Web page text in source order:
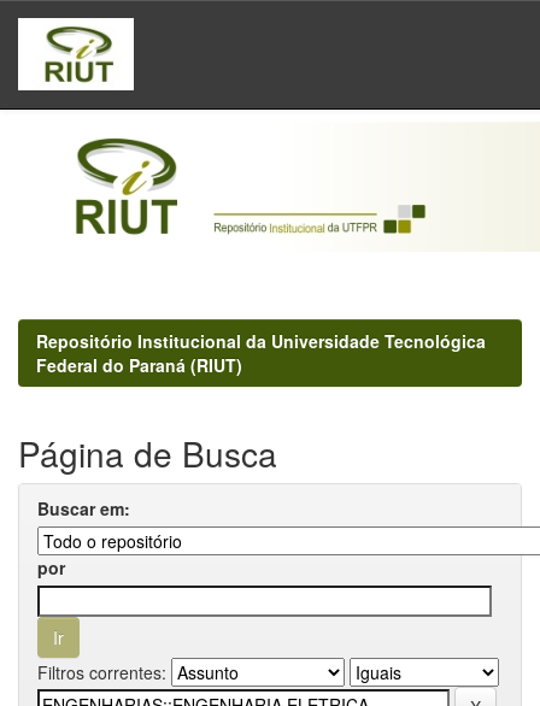
Skip
navigation
Repositório Institucional da Universidade Tecnológica
Federal do Paraná (RIUT)
Página de Busca
Buscar em:
por
Filtros correntes: